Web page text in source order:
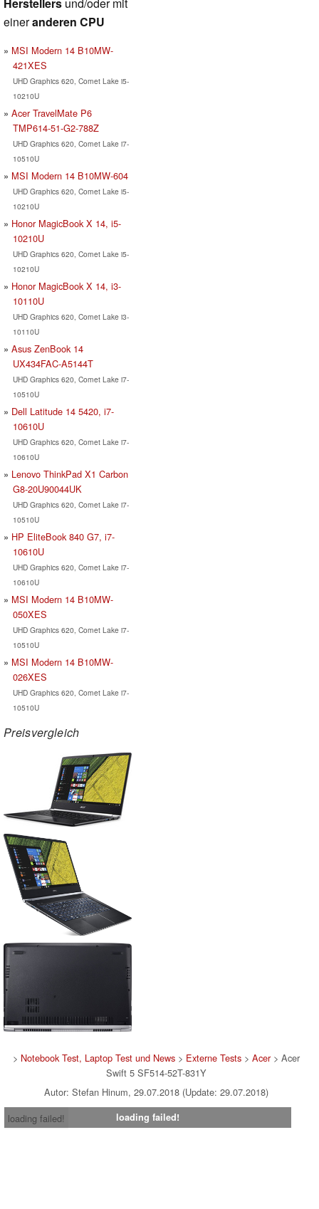
eineranderen CPU
MSI Modern 14 B10MW-
421XES
UHD Graphics 620, Comet Lake i5-
10210U
Acer TravelMate P6
TMP614-51-G2-788Z
UHD Graphics 620, Comet Lake i7-
10510U
MSI Modern 14 B10MW-604
UHD Graphics 620, Comet Lake i5-
10210U
Honor MagicBook X 14, i5-
10210U
UHD Graphics 620, Comet Lake i5-
10210U
Honor MagicBook X 14, i3-
10110U
UHD Graphics 620, Comet Lake i3-
10110U
Asus ZenBook 14
UX434FAC-A5144T
UHD Graphics 620, Comet Lake i7-
10510U
Dell Latitude 14 5420, i7-
10610U
UHD Graphics 620, Comet Lake i7-
10610U
Lenovo ThinkPad X1 Carbon
G8-20U90044UK
UHD Graphics 620, Comet Lake i7-
10510U
HP EliteBook 840 G7, i7-
10610U
UHD Graphics 620, Comet Lake i7-
10610U
MSI Modern 14 B10MW-
050XES
UHD Graphics 620, Comet Lake i7-
10510U
MSI Modern 14 B10MW-
026XES
UHD Graphics 620, Comet Lake i7-
10510U
Preisvergleich
> Notebook Test, Laptop Test und News> Externe Tests> Acer> Acer
Swift 5 SF514-52T-831Y
Autor: Stefan Hinum, 29.07.2018 (Update: 29.07.2018)
loading failed!
loading failed!